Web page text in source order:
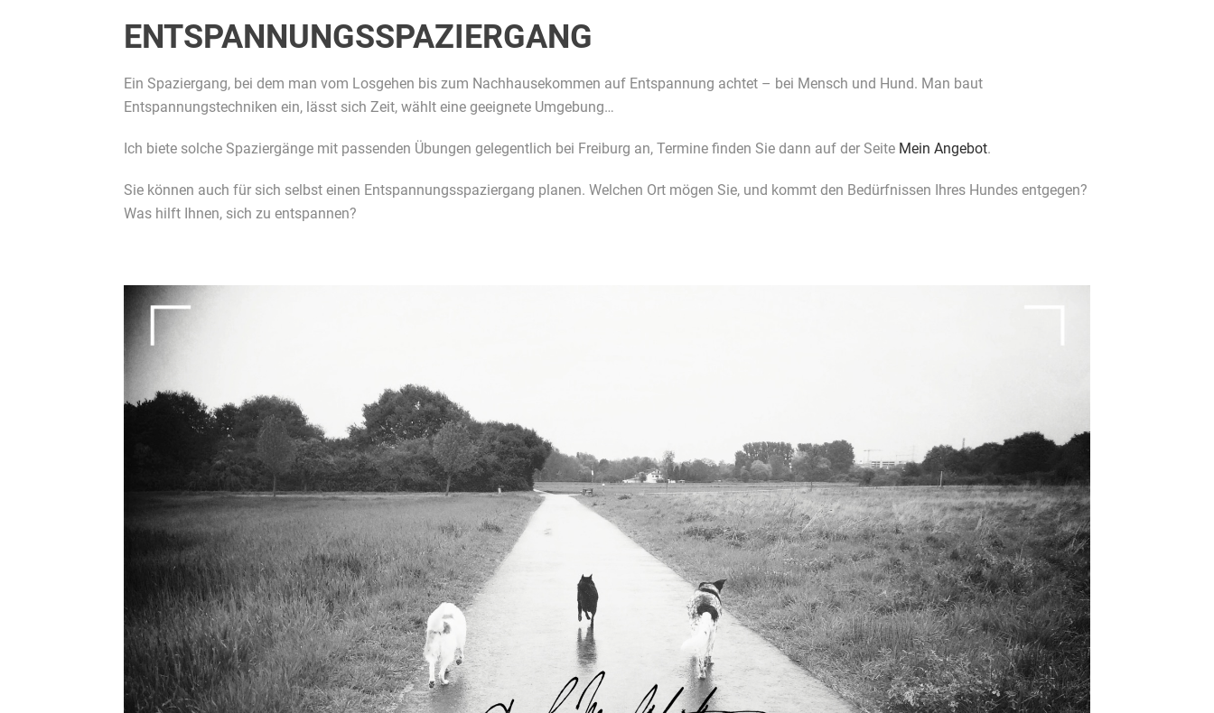
ENTSPANNUNGSSPAZIERGANG
Ein Spaziergang, bei dem man vom Losgehen bis zum Nachhausekommen auf Entspannung achtet – bei Mensch und Hund. Man baut
Entspannungstechniken ein, lässt sich Zeit, wählt eine geeignete Umgebung…
Ich biete solche Spaziergänge mit passenden Übungen gelegentlich bei Freiburg an, Termine finden Sie dann auf der Seite Mein Angebot.
Sie können auch für sich selbst einen Entspannungsspaziergang planen. Welchen Ort mögen Sie, und kommt den Bedürfnissen Ihres Hundes entgegen?
Was hilft Ihnen, sich zu entspannen?